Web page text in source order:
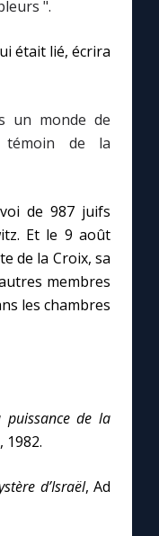
".
était lié, écrira
un monde de
de la
de 987 juifs
Et le 9 août
de la Croix, sa
membres
les chambres
puissance de la
1982.
d’Israël, Ad